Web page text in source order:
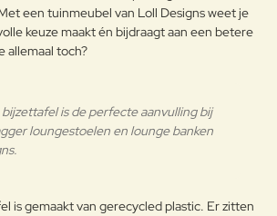
een tuinmeubel van Loll Designs weet je
keuze maakt én bijdraagt aan een betere
allemaal toch?
is de perfecte aanvulling bij
loungestoelen en lounge banken
is gemaakt van gerecycled plastic. Er zitten